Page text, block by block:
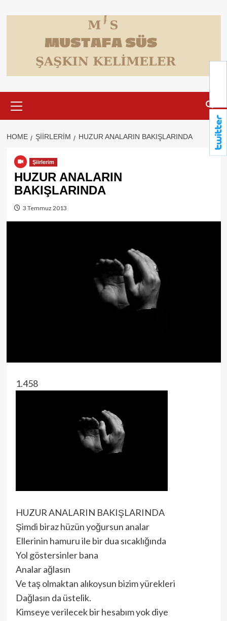
to
Menu
HOME ŞIIRLERIM HUZUR ANALARIN BAKIŞLARINDA
Şiirlerim
HUZUR ANALARIN
BAKIŞLARINDA
3 Temmuz 2013
1.458
HUZUR ANALARIN BAKIŞLARINDA
Şimdi biraz hüzün yoğursun analar
Ellerinin hamuru ile bir dua sıcaklığında
Yol göstersinler bana
Analar ağlasın
Ve taş olmaktan alıkoysun bizim yürekleri
Dağlasın da üstelik.
Kimseye verilecek bir hesabım yok diye